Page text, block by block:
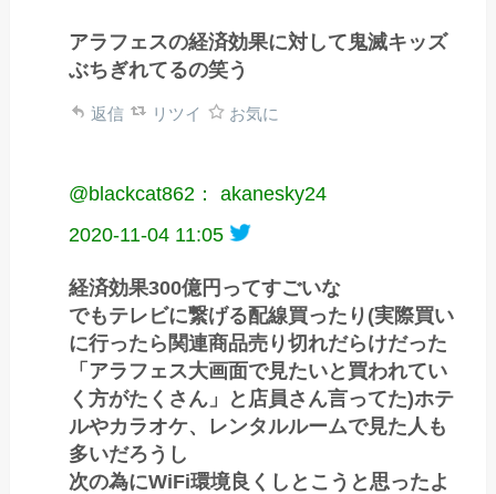
アラフェスの経済効果に対して鬼滅キッズ
ぶちぎれてるの笑う
返信 リツイ お気に
@blackcat862： akanesky24
2020-11-04 11:05
経済効果300億円ってすごいな
でもテレビに繋げる配線買ったり(実際買い
に行ったら関連商品売り切れだらけだった
「アラフェス大画面で見たいと買われてい
く方がたくさん」と店員さん言ってた)ホテ
ルやカラオケ、レンタルルームで見た人も
多いだろうし
次の為にWiFi環境良くしとこうと思ったよ